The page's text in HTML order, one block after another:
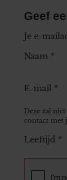
Geef
Je e-
Naam *
E-mail *
Deze zal
contact met
Leeftijd *